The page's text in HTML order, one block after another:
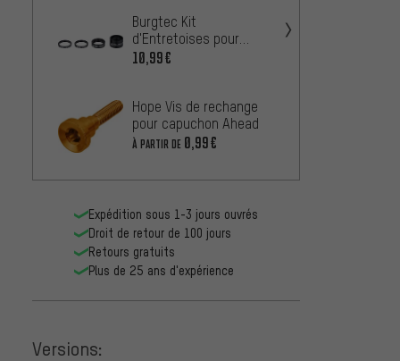
Burgtec Kit
d'Entretoises pour
Potences
10,99€
Hope Vis de rechange
pour capuchon Ahead
À PARTIR DE 0,99€
Expédition sous 1-3 jours ouvrés
Droit de retour de 100 jours
Retours gratuits
Plus de 25 ans d'expérience
Versions: